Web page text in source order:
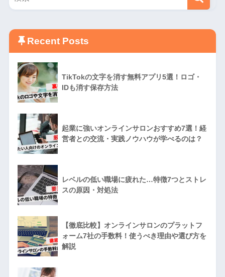
Recent Posts
TikTokの文字を消す無料アプリ5選！ロゴ・
IDも消す保存方法
起業に強いオンラインサロンおすすめ7選！経
営者との交流・実践ノウハウが学べるのは？
レベルの低い職場に疲れた…特徴7つとストレ
スの原因・対処法
【徹底比較】オンラインサロンのプラットフ
ォーム7社の手数料！使うべき理由や選び方を
解説